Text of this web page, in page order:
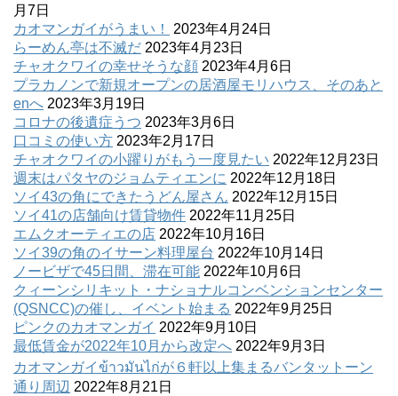
月7日
カオマンガイがうまい！
2023年4月24日
らーめん亭は不滅だ 2023年4月23日
チャオクワイの幸せそうな顔 2023年4月6日
プラカノンで新規オープンの居酒屋モリハウス、そのあと
enへ 2023年3月19日
コロナの後遺症うつ 2023年3月6日
口コミの使い方 2023年2月17日
チャオクワイの小躍りがもう一度見たい 2022年12月23日
週末はパタヤのジョムティエンに 2022年12月18日
ソイ43の角にできたうどん屋さん 2022年12月15日
ソイ41の店舗向け賃貸物件 2022年11月25日
エムクオーティエの店 2022年10月16日
ソイ39の角のイサーン料理屋台 2022年10月14日
ノービザで45日間、滞在可能 2022年10月6日
クィーンシリキット・ナショナルコンベンションセンター
(QSNCC)の催し、イベント始まる 2022年9月25日
ピンクのカオマンガイ 2022年9月10日
最低賃金が2022年10月から改定へ 2022年9月3日
カオマンガイข้าวมันไก่が６軒以上集まるバンタットーン
通り周辺 2022年8月21日